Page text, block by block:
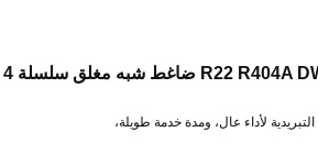
لأداء عال، ومدة خدمة طويلة،